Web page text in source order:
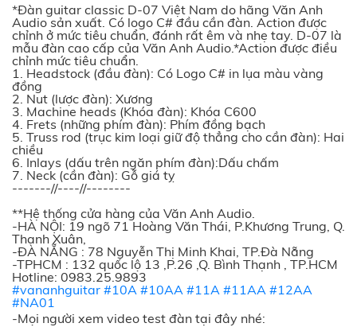
*Đàn guitar classic D-07 Việt Nam do hãng Văn Anh
Audio sản xuất. Có logo C# đầu cần đàn. Action được
chỉnh ở mức tiêu chuẩn, đánh rất êm và nhẹ tay. D-07 là
mẫu đàn cao cấp của Văn Anh Audio.*Action được điều
chỉnh mức tiêu chuẩn.
1. Headstock (đầu đàn): Có Logo C# in lụa màu vàng
đồng
2. Nut (lược đàn): Xương
3. Machine heads (Khóa đàn): Khóa C600
4. Frets (những phím đàn): Phím đồng bạch
5. Truss rod (trục kim loại giữ độ thẳng cho cần đàn): Hai
chiều
6. Inlays (dấu trên ngăn phím đàn):Dấu chấm
7. Neck (cần đàn): Gỗ giá tỵ
-------//----//--------
**Hệ thống cửa hàng của Văn Anh Audio.
-HÀ NỘI: 19 ngõ 71 Hoàng Văn Thái, P.Khương Trung, Q.
Thanh Xuân,
-ĐÀ NẴNG : 78 Nguyễn Thị Minh Khai, TP.Đà Nẵng
-TPHCM : 132 quốc lộ 13 ,P.26 ,Q. Bình Thạnh , TP.HCM
Hotline: 0983.25.9893
#vananhguitar #10A #10AA #11A #11AA #12AA
#NA01
-Mọi người xem video test đàn tại đây nhé: